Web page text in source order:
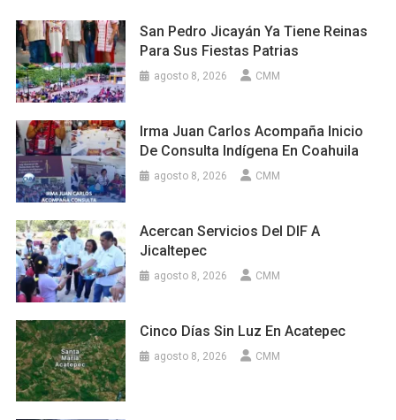
San Pedro Jicayán Ya Tiene Reinas
Para Sus Fiestas Patrias
agosto 8, 2026 CMM
Irma Juan Carlos Acompaña Inicio
De Consulta Indígena En Coahuila
agosto 8, 2026 CMM
Acercan Servicios Del DIF A
Jicaltepec
agosto 8, 2026 CMM
Cinco Días Sin Luz En Acatepec
agosto 8, 2026 CMM